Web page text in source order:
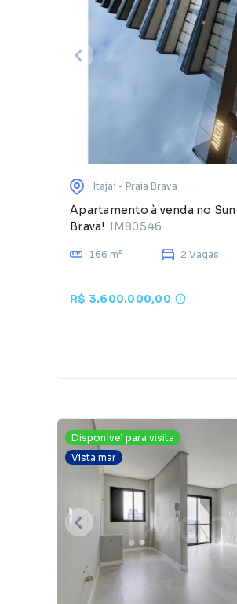
Itajaí - Praia Brava
Apartamento à venda no
Brava! IM80546
166 m² 2 Vagas
R$ 3.600.000,00
Disponível para visita
Vista mar